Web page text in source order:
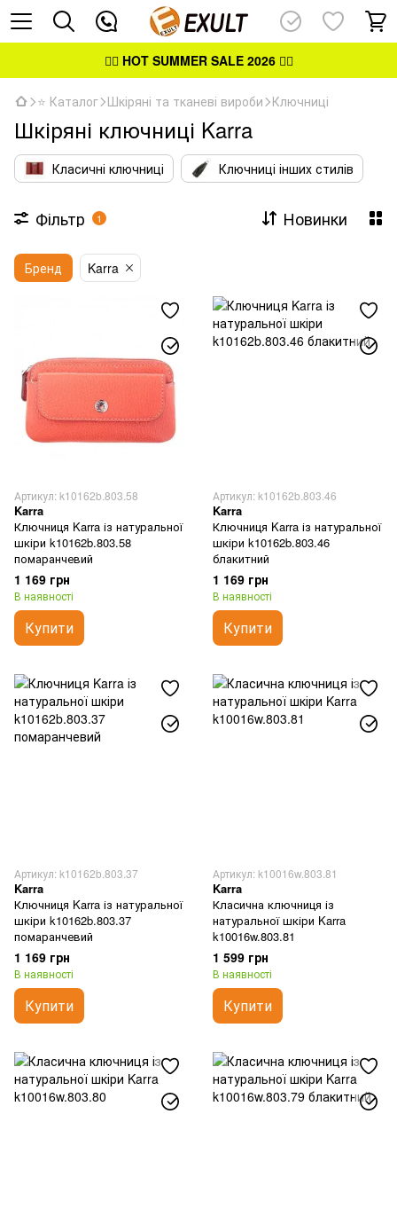
👉🏻 HOT SUMMER SALE 2026👈🏻
⭐ Каталог Шкіряні та тканеві вироби Ключниці
Шкіряні ключниці Karra
Класичні ключниці Ключниці інших стилів
Фільтр 1 Новинки
Бренд Karra
Артикул: k10162b.803.58
Karra
Ключниця Karra із натуральної
шкіри k10162b.803.58
помаранчевий
1 169 грн
В наявності
Купити
Артикул: k10162b.803.46
Karra
Ключниця Karra із натуральної
шкіри k10162b.803.46
блакитний
1 169 грн
В наявності
Купити
Артикул: k10162b.803.37
Karra
Ключниця Karra із натуральної
шкіри k10162b.803.37
помаранчевий
1 169 грн
В наявності
Купити
Артикул: k10016w.803.81
Karra
Класична ключниця із
натуральної шкіри Karra
k10016w.803.81
1 599 грн
В наявності
Купити